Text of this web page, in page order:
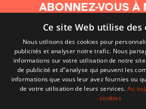
ABONNEZ-VOUS À
NEWSLETTER
Ce site Web utilise des
Nous utilisons des cookies pour
publicités et analyser notre trafic. Nous
informations sur votre utilisation de notre
de publicité et d"analyse qui peuvent les
informations que vous leur avez fournies ou
de votre utilisation de leurs services.Au
cookies